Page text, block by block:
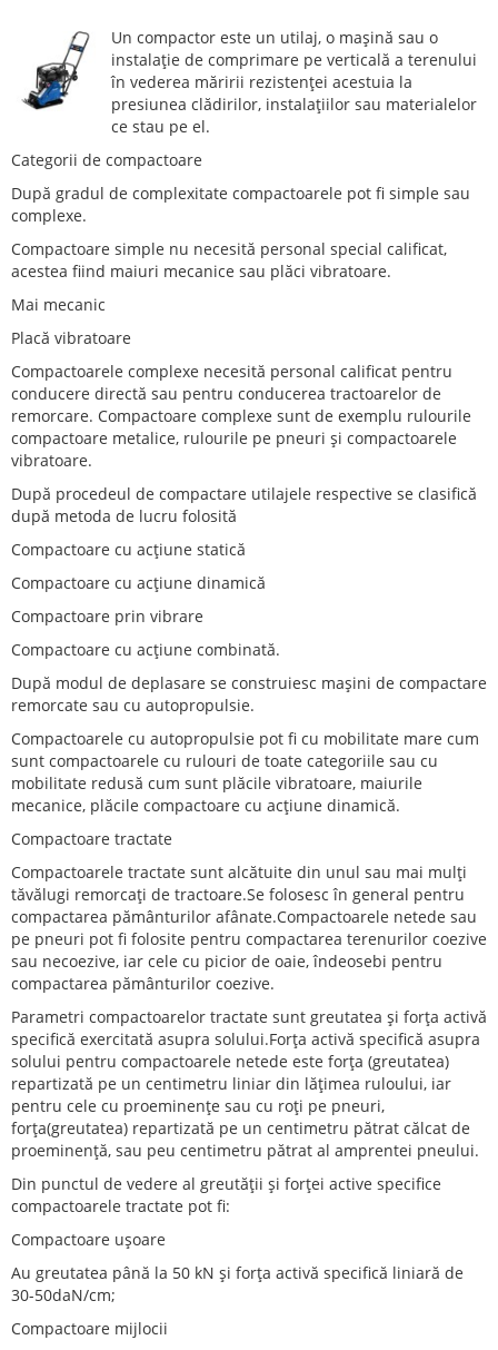
Un compactor este un utilaj, o mașină sau o
instalație de comprimare pe verticală a terenului
în vederea măririi rezistenței acestuia la
presiunea clădirilor, instalațiilor sau materialelor
ce stau pe el.
Categorii de compactoare
După gradul de complexitate compactoarele pot fi simple sau
complexe.
Compactoare simple nu necesită personal special calificat,
acestea fiind maiuri mecanice sau plăci vibratoare.
Mai mecanic
Placă vibratoare
Compactoarele complexe necesită personal calificat pentru
conducere directă sau pentru conducerea tractoarelor de
remorcare. Compactoare complexe sunt de exemplu rulourile
compactoare metalice, rulourile pe pneuri și compactoarele
vibratoare.
După procedeul de compactare utilajele respective se clasifică
după metoda de lucru folosită
Compactoare cu acțiune statică
Compactoare cu acțiune dinamică
Compactoare prin vibrare
Compactoare cu acțiune combinată.
După modul de deplasare se construiesc mașini de compactare
remorcate sau cu autopropulsie.
Compactoarele cu autopropulsie pot fi cu mobilitate mare cum
sunt compactoarele cu rulouri de toate categoriile sau cu
mobilitate redusă cum sunt plăcile vibratoare, maiurile
mecanice, plăcile compactoare cu acțiune dinamică.
Compactoare tractate
Compactoarele tractate sunt alcătuite din unul sau mai mulți
tăvălugi remorcați de tractoare.Se folosesc în general pentru
compactarea pământurilor afânate.Compactoarele netede sau
pe pneuri pot fi folosite pentru compactarea terenurilor coezive
sau necoezive, iar cele cu picior de oaie, îndeosebi pentru
compactarea pământurilor coezive.
Parametri compactoarelor tractate sunt greutatea și forța activă
specifică exercitată asupra solului.Forța activă specifică asupra
solului pentru compactoarele netede este forța (greutatea)
repartizată pe un centimetru liniar din lățimea ruloului, iar
pentru cele cu proeminențe sau cu roți pe pneuri,
forța(greutatea) repartizată pe un centimetru pătrat călcat de
proeminență, sau peu centimetru pătrat al amprentei pneului.
Din punctul de vedere al greutății și forței active specifice
compactoarele tractate pot fi:
Compactoare ușoare
Au greutatea până la 50 kN și forța activă specifică liniară de
30-50daN/cm;
Compactoare mijlocii